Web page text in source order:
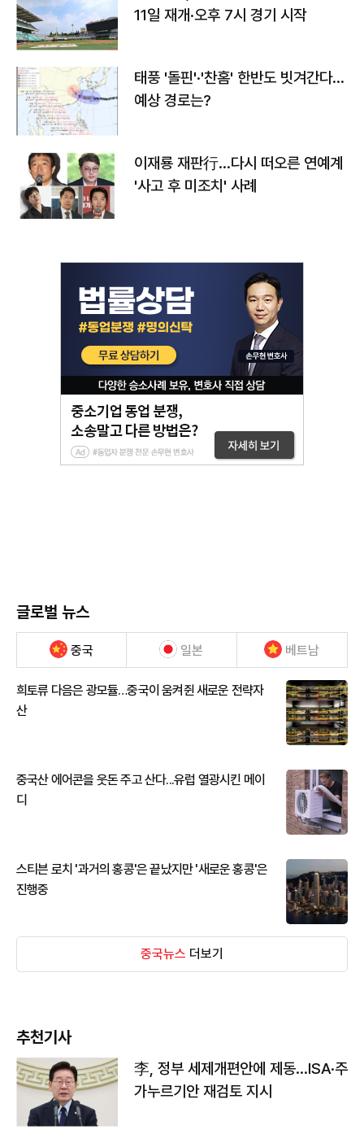
11일 재개·오후 7시 경기 시작
태풍 '돌핀'·'찬홈' 한반도 빗겨간다…
예상 경로는?
이재룡 재판行…다시 떠오른 연예계
'사고 후 미조치' 사례
글로벌 뉴스
중국 일본 베트남
희토류 다음은 광모듈…중국이 움켜쥔 새로운 전략자
산
중국산 에어콘을 웃돈 주고 산다...유럽 열광시킨 메이
디
스티븐 로치 '과거의 홍콩'은 끝났지만 '새로운 홍콩'은
진행중
중국뉴스 더보기
추천기사
李, 정부 세제개편안에 제동…ISA·주
가누르기안 재검토 지시